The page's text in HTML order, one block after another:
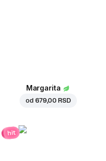
Margarita
od 679,00 RSD
hit